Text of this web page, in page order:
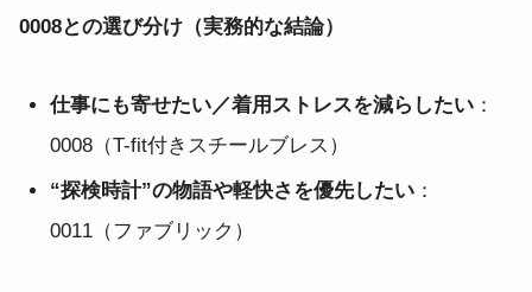
0008との選び分け（実務的な結論）
仕事にも寄せたい／着用ストレスを減らしたい：
0008（T-fit付きスチールブレス）
“探検時計”の物語や軽快さを優先したい：
0011（ファブリック）